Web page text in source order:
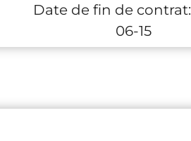
Date de fin de contrat:
06-15